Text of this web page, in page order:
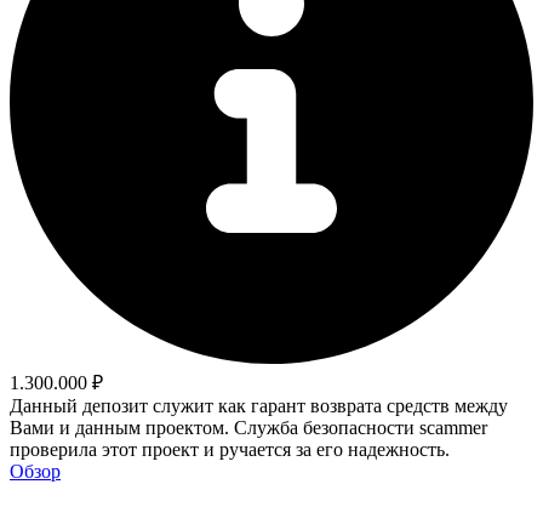
1.300.000 ₽
Данный депозит служит как гарант возврата средств между
Вами и данным проектом. Служба безопасности scammer
проверила этот проект и ручается за его надежность.
Обзор